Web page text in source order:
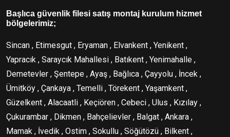
Başlıca güvenlik filesi satış montaj kurulum hizmet
bölgelerimiz;
Sincan , Etimesgut , Eryaman , Elvankent , Yenikent ,
Yapracık , Saraycık Mahallesi , Batıkent , Yenimahalle ,
Demetevler , Şentepe , Ayaş , Bağlıca , Çayyolu , İncek ,
Ümitköy , Çankaya , Temelli , Törekent , Yaşamkent ,
Güzelkent , Alacaatli , Keçiören , Cebeci , Ulus , Kızılay ,
Çukurambar , Dikmen , Bahçelievler , Balgat , Ankara ,
Mamak , İvedik , Ostim , Sokullu , Söğütözü , Bilkent ,